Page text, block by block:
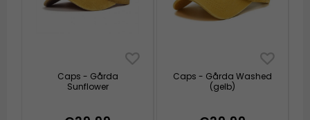
Caps - Gårda
Sunflower
Caps - Gårda Washed
(gelb)